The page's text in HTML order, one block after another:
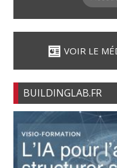
VOIR LE
BUILDINGLAB.FR